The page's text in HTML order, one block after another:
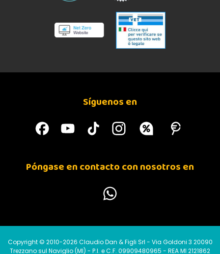
Síguenos en
Póngase en contacto con nosotros en
Copyright © 2010-2026 Claudio Dan & Figli Srl - Via Goldoni 3 20090
Trezzano sul Naviglio (MI) - P.I. e C.F. 09909480965 - REA MI 2121862